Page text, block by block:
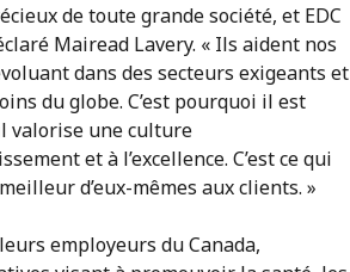
de toute grande société, et EDC
Mairead Lavery. « Ils aident nos
dans des secteurs exigeants et
du globe. C’est pourquoi il est
valorise une culture
et à l’excellence. C’est ce qui
d’eux-mêmes aux clients. »
employeurs du Canada,